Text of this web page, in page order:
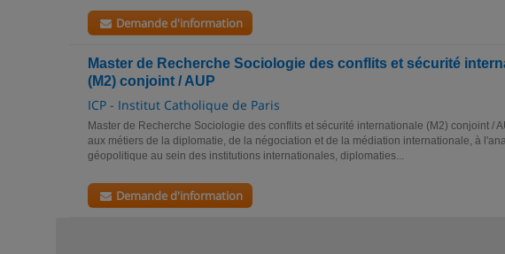
Demande d'information
Master de Recherche Sociologie des conflits et sécurité
(M2) conjoint / AUP
ICP - Institut Catholique de Paris
Master de Recherche Sociologie des conflits et sécurité internationale (M2) conjoint /
aux métiers de la diplomatie, de la négociation et de la médiation internationale, à
géopolitique au sein des institutions internationales, diplomaties...
Demande d'information